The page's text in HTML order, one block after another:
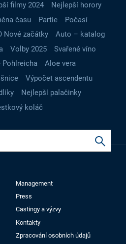
filmy 2024
Nejlepší horory
času Partie
Počasí
Nové začátky
Auto – katalog
Volby 2025
Svařené víno
Pohlreicha
Aloe vera
Výpočet ascendentu
Nejlepší palačinky
koláč
Management
Press
Castingy a výzvy
Kontakty
Zpracování osobních údajů